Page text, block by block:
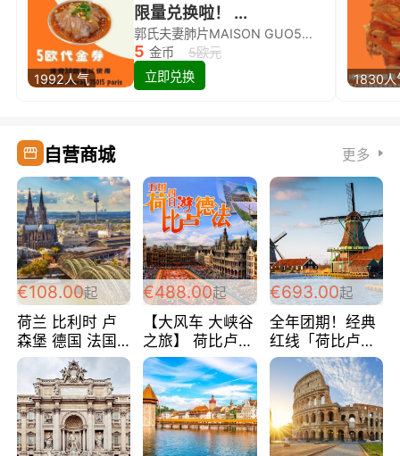
1992人气
限量兑换啦！ ...
郭氏夫妻肺片MAISON GUO5欧代金券限量兑换啦！
5 金币
5欧元
立即兑换
1830人
自营商城 更多
€108.00起
荷兰 比利时 卢
森堡 德国 法国
超爽玩遍西欧 循
环线 全程四星宾
馆 108欧/人/天
€488.00起
【大风车 大峡谷
之旅】 荷比卢德
法 巴黎上下 经
典五国四日游
488欧/人
€693.00起
全年团期！经典
红线「荷比卢德
法」七天循环 五
国 仅售99欧/人/
天！巴黎上下！
包拼房~